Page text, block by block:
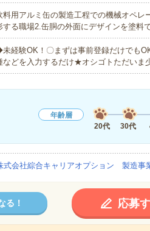
料用アルミ缶の製造工程での機械オペ
する職場2.缶胴の外面にデザインを塗料
経験OK！〇まずは事前登録だけでも
などを入力するだけ★オシゴトただいま
年齢層
20代
30代
式会社綜合キャリアオプション 製造事
る！ 応募